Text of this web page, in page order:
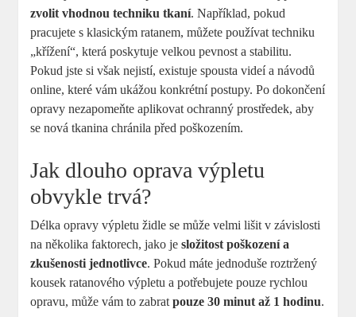
zvolit vhodnou techniku tkaní. Například, pokud
pracujete s klasickým ratanem, můžete používat techniku
„křížení“, která poskytuje velkou pevnost a stabilitu.
Pokud jste si však nejistí, existuje spousta videí a návodů
online, které vám ukážou konkrétní postupy. Po dokončení
opravy nezapomeňte aplikovat ochranný prostředek, aby
se nová tkanina chránila před poškozením.
Jak dlouho oprava výpletu
obvykle trvá?
Délka opravy výpletu židle se může velmi lišit v závislosti
na několika faktorech, jako jesložitost poškození a
zkušenosti jednotlivce. Pokud máte jednoduše roztržený
kousek ratanového výpletu a potřebujete pouze rychlou
opravu, může vám to zabratpouze 30 minut až 1 hodinu.